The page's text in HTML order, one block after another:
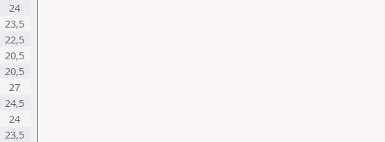
24
23,5
22,5
20,5
20,5
27
24,5
24
23,5